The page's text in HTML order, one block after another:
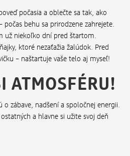
počasia a oblečte sa tak, ako
počas behu sa prirodzene zahrejete.
už niekoľko dní pred štartom.
ktoré nezaťažia žalúdok. Pred
– naštartuje vaše telo aj myseľ!
ATMOSFÉRU!
o zábave, nadšení a spoločnej energii.
a hlavne si užite svoj deň